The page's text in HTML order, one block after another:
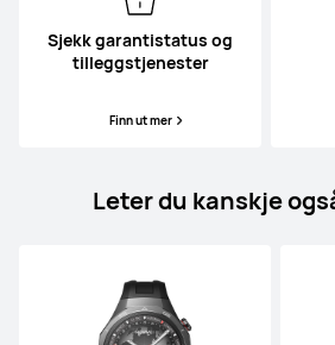
Sjekk garantistatus og
tilleggstjenester
Finn ut mer
Leter du kanskje